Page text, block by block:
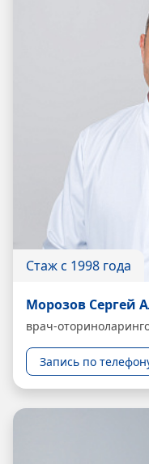
Стаж с 1998 года
Морозов Сергей
врач-
Запись по